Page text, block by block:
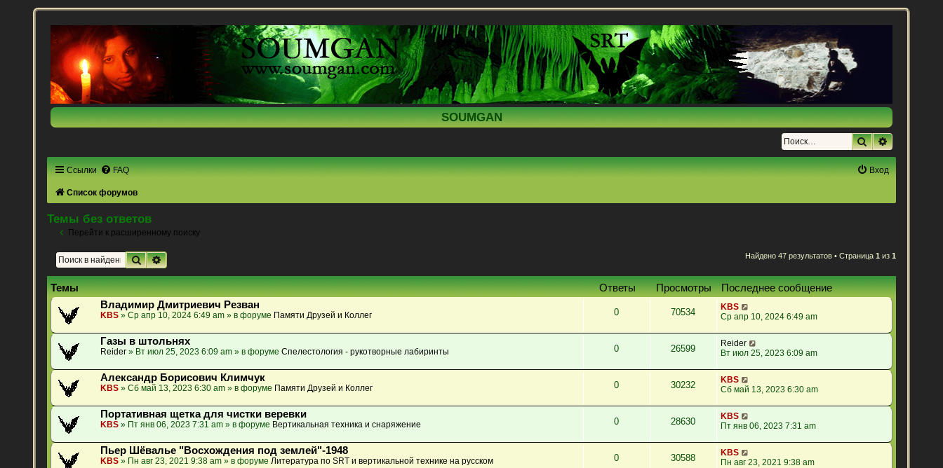
SOUMGAN
Поиск
Ссылки FAQ Вход
Список форумов
Темы без ответов
Перейти к расширенному поиску
ПоискРасширенный поиск Найдено 47 результатов • Страница 1 из 1
Темы Ответы Просмотры Последнее сообщение
Владимир Дмитриевич Резван
KBS » Ср апр 10, 2024 6:49 am » в форуме Памяти Друзей и Коллег 0 70534
KBS
Ср апр 10, 2024 6:49 am
Газы в штольнях
Reider » Вт июл 25, 2023 6:09 am » в форумеСпелестология - рукотворные лабиринты 0 26599
Reider
Вт июл 25, 2023 6:09 am
Александр Борисович Климчук
KBS » Сб май 13, 2023 6:30 am » в форуме Памяти Друзей и Коллег 0 30232
KBS
Сб май 13, 2023 6:30 am
Портативная щетка для чистки веревки
KBS » Пт янв 06, 2023 7:31 am » в форуме Вертикальная техника и снаряжение 0 28630
KBS
Пт янв 06, 2023 7:31 am
Пьер Шёвалье "Восхождения под землей"-1948
KBS » Пн авг 23, 2021 9:38 am » в форуме Литература по SRT и вертикальной технике на русском 0 30588
KBS
Пн авг 23, 2021 9:38 am